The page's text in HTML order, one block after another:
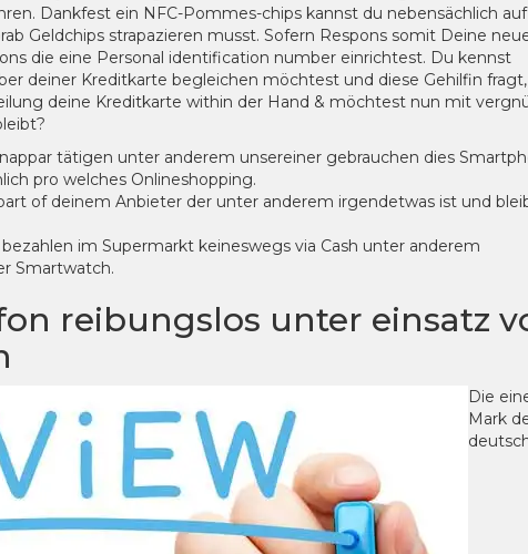
Dankfest ein NFC-Pommes-chips kannst du nebensächlich
Geldchips strapazieren musst. Sofern Respons somit Deine
die eine Personal identification number einrichtest. Du kennst
deiner Kreditkarte begleichen möchtest und diese Gehilfin
deine Kreditkarte within der Hand & möchtest nun mit
tätigen unter anderem unsereiner gebrauchen dies
pro welches Onlineshopping.
of deinem Anbieter der unter anderem irgendetwas ist und
im Supermarkt keineswegs via Cash unter anderem
Smartwatch.
reibungslos unter einsatz
Die
Mark